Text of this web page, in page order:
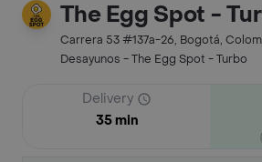
The Egg Spot -
Carrera 53 #137a-26, Bogotá,
Desayunos - The Egg Spot - Turbo
Delivery
35 min